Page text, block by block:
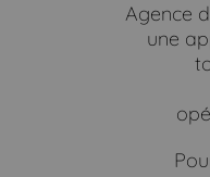
Agence
une